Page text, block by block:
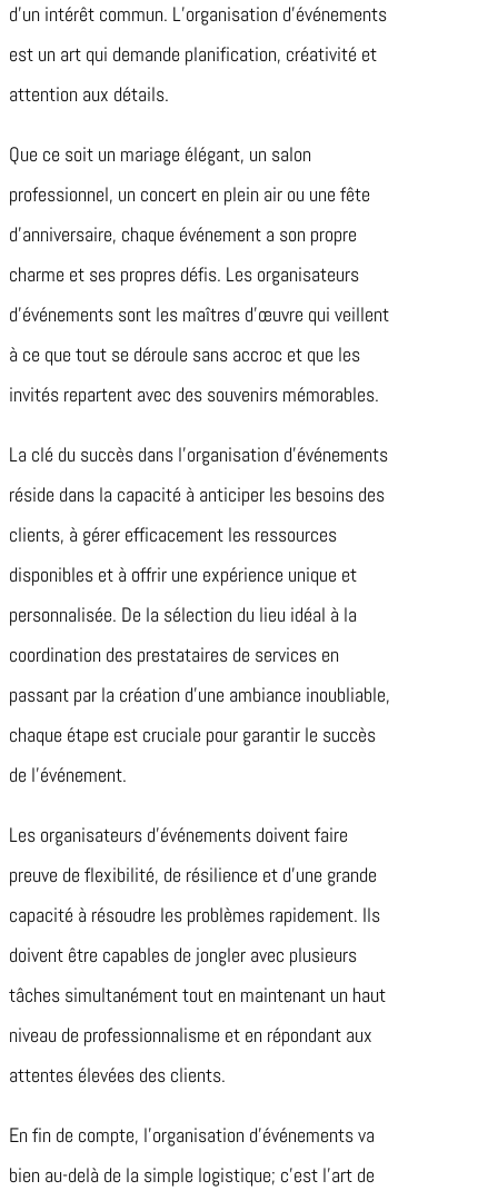
d’un intérêt commun. L’organisation d’événements
est un art qui demande planification, créativité et
attention aux détails.
Que ce soit un mariage élégant, un salon
professionnel, un concert en plein air ou une fête
d’anniversaire, chaque événement a son propre
charme et ses propres défis. Les organisateurs
d’événements sont les maîtres d’œuvre qui veillent
à ce que tout se déroule sans accroc et que les
invités repartent avec des souvenirs mémorables.
La clé du succès dans l’organisation d’événements
réside dans la capacité à anticiper les besoins des
clients, à gérer efficacement les ressources
disponibles et à offrir une expérience unique et
personnalisée. De la sélection du lieu idéal à la
coordination des prestataires de services en
passant par la création d’une ambiance inoubliable,
chaque étape est cruciale pour garantir le succès
de l’événement.
Les organisateurs d’événements doivent faire
preuve de flexibilité, de résilience et d’une grande
capacité à résoudre les problèmes rapidement. Ils
doivent être capables de jongler avec plusieurs
tâches simultanément tout en maintenant un haut
niveau de professionnalisme et en répondant aux
attentes élevées des clients.
En fin de compte, l’organisation d’événements va
bien au-delà de la simple logistique; c’est l’art de